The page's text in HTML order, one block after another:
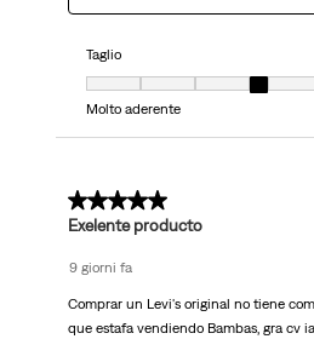
Taglio
Taglio, 4 su 7, dove 1 è uguale a
Molto aderente
5 su 5 stelle.
Exelente producto
9 giorni fa
Comprar un Levi's original no tiene
que estafa vendiendo Bambas, gra cv